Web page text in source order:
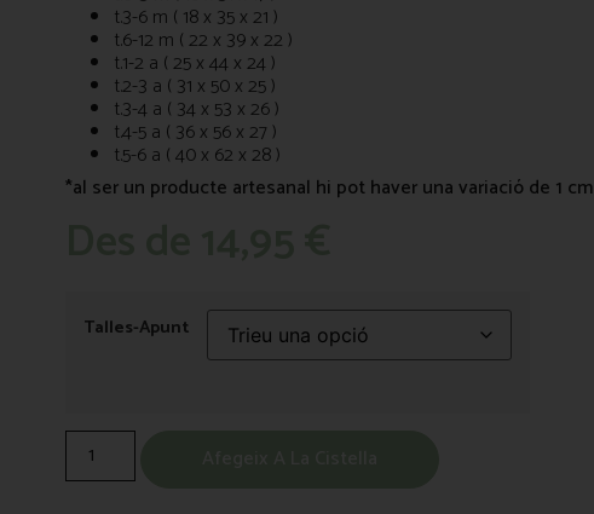
t.3-6 m ( 18 x 35 x 21 )
t.6-12 m ( 22 x 39 x 22 )
t.1-2 a ( 25 x 44 x 24 )
t.2-3 a ( 31 x 50 x 25 )
t.3-4 a ( 34 x 53 x 26 )
t.4-5 a ( 36 x 56 x 27 )
t.5-6 a ( 40 x 62 x 28 )
*al ser un producte artesanal hi pot haver una variació de 1 cm
Talles-Apunt